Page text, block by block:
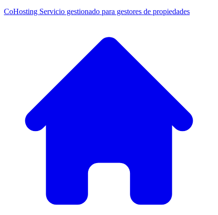
CoHosting Servicio gestionado para gestores de propiedades